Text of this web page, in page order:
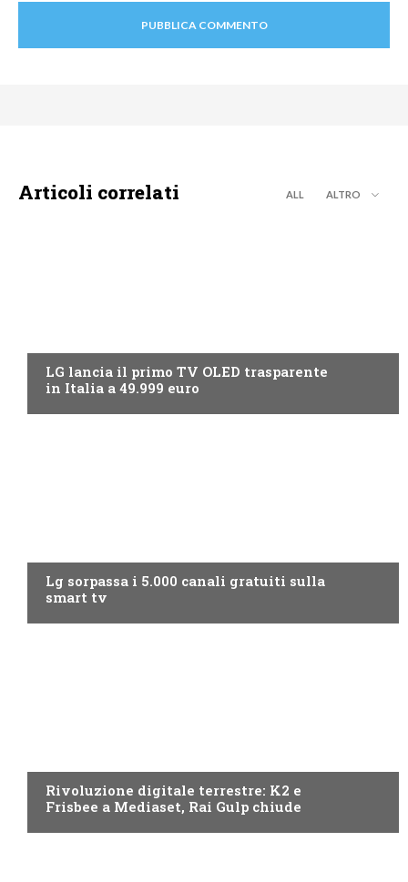
Articoli correlati ALL ALTRO
LG lancia il primo TV OLED trasparente
in Italia a 49.999 euro
Lg sorpassa i 5.000 canali gratuiti sulla
smart tv
Rivoluzione digitale terrestre: K2 e
Frisbee a Mediaset, Rai Gulp chiude